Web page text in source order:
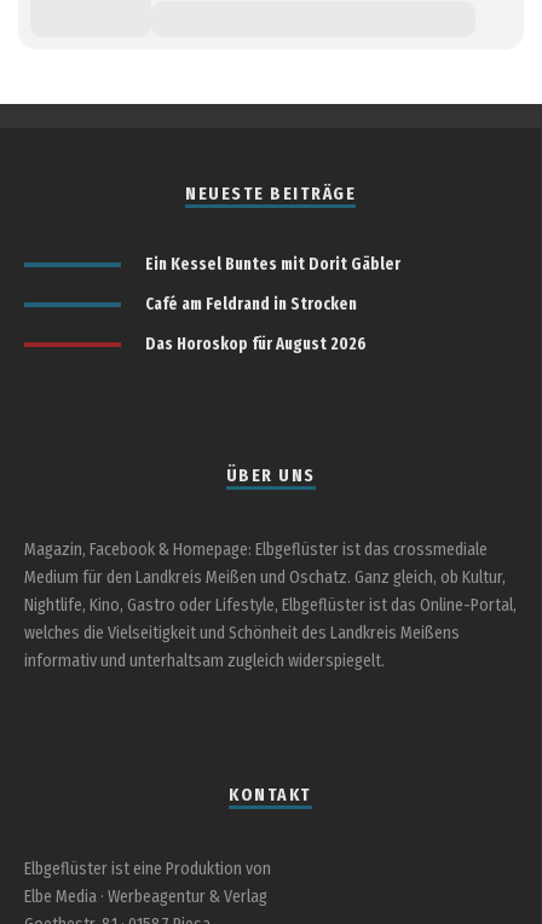
NEUESTE BEITRÄGE
Ein Kessel Buntes mit Dorit Gäbler
Café am Feldrand in Strocken
Das Horoskop für August 2026
ÜBER UNS
Magazin, Facebook & Homepage: Elbgeflüster ist das crossmediale
Medium für den Landkreis Meißen und Oschatz. Ganz gleich, ob Kultur,
Nightlife, Kino, Gastro oder Lifestyle, Elbgeflüster ist das Online-Portal,
welches die Vielseitigkeit und Schönheit des Landkreis Meißens
informativ und unterhaltsam zugleich widerspiegelt.
KONTAKT
Elbgeflüster ist eine Produktion von
Elbe Media · Werbeagentur & Verlag